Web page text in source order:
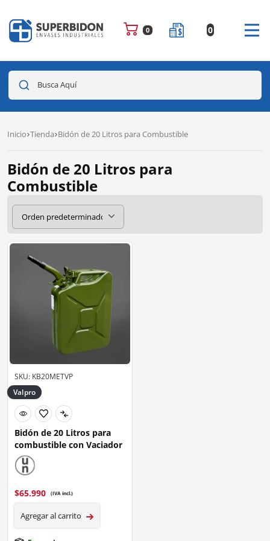
0 0
Busca Aquí
Inicio Tienda Bidón de 20 Litros para Combustible
Bidón de 20 Litros para
Combustible
SKU: KB20METVP
Valpro
Bidón de 20 Litros para
combustible con Vaciador
$65.990 (IVA incl.)
Agregar al carrito